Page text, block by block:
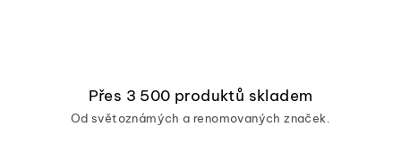
Přes 3 500 produktů skladem
Od světoznámých a renomovaných značek.